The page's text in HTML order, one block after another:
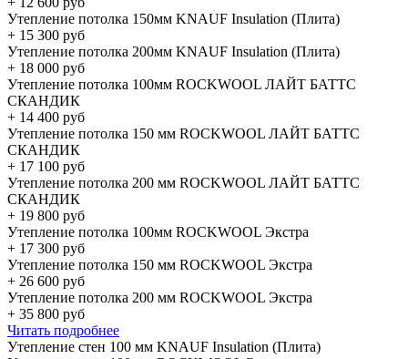
Утепление потолка 150мм KNAUF Insulation (Плита)
+ 15 300 руб
Утепление потолка 200мм KNAUF Insulation (Плита)
+ 18 000 руб
Утепление потолка 100мм ROCKWOOL ЛАЙТ БАТТС
СКАНДИК
+ 14 400 руб
Утепление потолка 150 мм ROCKWOOL ЛАЙТ БАТТС
СКАНДИК
+ 17 100 руб
Утепление потолка 200 мм ROCKWOOL ЛАЙТ БАТТС
СКАНДИК
+ 19 800 руб
Утепление потолка 100мм ROCKWOOL Экстра
+ 17 300 руб
Утепление потолка 150 мм ROCKWOOL Экстра
+ 26 600 руб
Утепление потолка 200 мм ROCKWOOL Экстра
+ 35 800 руб
Читать подробнее
Утепление стен 100 мм KNAUF Insulation (Плита)